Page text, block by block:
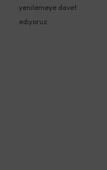
yenilemeye davet
ediyoruz.